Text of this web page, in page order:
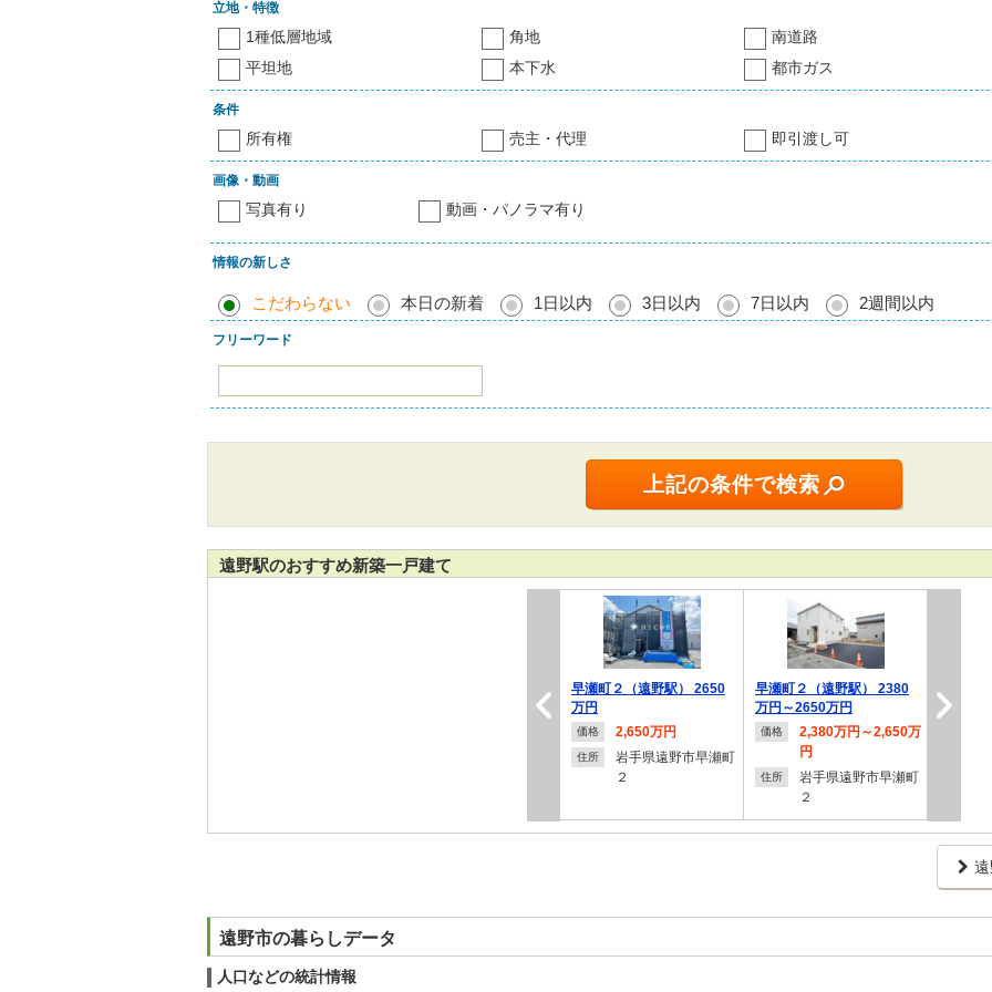
立地・特徴
1種低層地域 角地
南道路
平坦地
本下水 都市ガス
条件
所有権 売主・代理 即引渡し可
画像・動画
写真有り 動画・パノラマ有り
情報の新しさ
こだわらない 本日の新着 1日以内 3日以内 7日以内 2週間以内
フリーワード
遠野駅のおすすめ新築一戸建て
早瀬町２（遠野駅） 2650
万円
価格 2,650万円
住所
岩手県遠野市早瀬町
２
早瀬町２（遠野駅） 2380
万円～2650万円
価格
2,380万円～2,650万
円
住所
岩手県遠野市早瀬町
２
遠野市の暮らしデータ
人口などの統計情報